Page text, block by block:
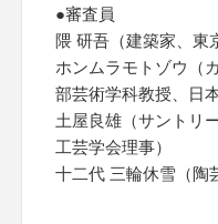
●審査員
隈 研吾（建築家、東
ホンムラモトゾウ（
部芸術学科教授、日
土屋良雄（サントリ
工芸学会理事）
十二代 三輪休雪（陶